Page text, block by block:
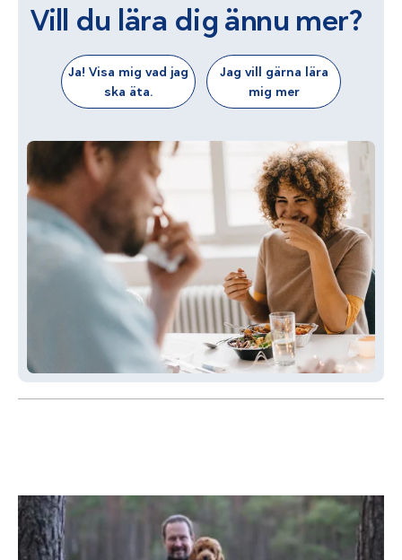
Vill du lära dig ännu mer?
Ja! Visa mig vad jag
ska äta.
Jag vill gärna lära
mig mer